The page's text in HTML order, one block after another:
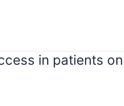
in patients